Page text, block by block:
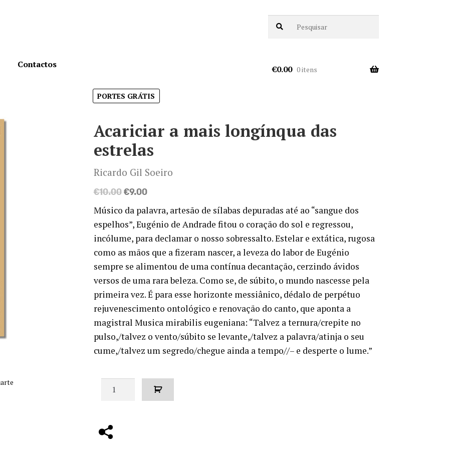
Contactos €0.00 0 itens
PORTES GRÁTIS
Acariciar a mais longínqua das
estrelas
Ricardo Gil Soeiro
€10.00O
preço
original
€10.00.
€9.00O
preço
atual
é:
Músico da palavra, artesão de sílabas depuradas até ao “sangue dos
espelhos”, Eugénio de Andrade fitou o coração do sol e regressou,
incólume, para declamar o nosso sobressalto. Estelar e extática, rugosa
como as mãos que a fizeram nascer, a leveza do labor de Eugénio
sempre se alimentou de uma contínua decantação, cerzindo ávidos
versos de uma rara beleza. Como se, de súbito, o mundo nascesse pela
primeira vez. É para esse horizonte messiânico, dédalo de perpétuo
rejuvenescimento ontológico e renovação do canto, que aponta a
magistral Musica mirabilis eugeniana: “Talvez a ternura/crepite no
pulso,/talvez o vento/súbito se levante,/talvez a palavra/atinja o seu
cume,/talvez um segredo/chegue ainda a tempo//– e desperte o lume.”
mais